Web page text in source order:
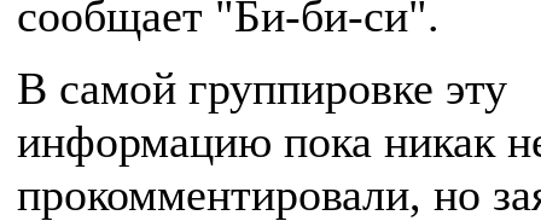
сообщает "Би-би-си".
В самой группировке эту
информацию пока никак
прокомментировали, но